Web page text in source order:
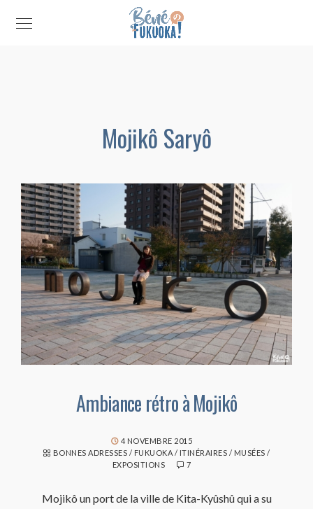
Mojikô Saryô
Ambiance rétro à Mojikô
4 NOVEMBRE 2015
BONNES ADRESSES / FUKUOKA / ITINÉRAIRES / MUSÉES /
EXPOSITIONS
7
Mojikô un port de la ville de Kita-Kyûshû qui a su